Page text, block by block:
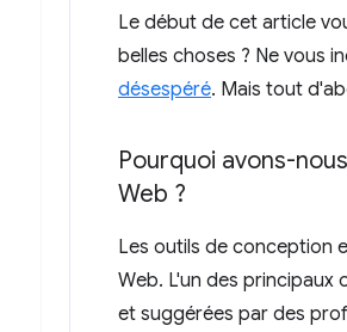
Le début de cet article
belles choses ? Ne vous
désespéré. Mais tout
Pourquoi avons-
Web ?
Les outils de conception
Web. L'un des principaux
et suggérées par des